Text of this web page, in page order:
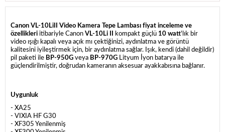
Canon VL-10LiII Video Kamera Tepe Lambası fiyat inceleme ve
özellikleri itibariyle Canon VL-10Li II kompakt güçlü 10 watt'lık bir
video ışığı kapalı veya açık mı çektiğinizi, aydınlatma ve görüntü
kalitesini iyileştirmek için, bir aydınlatma sağlar. Işık, kendi (dahil değildir)
pil paketi ile BP-950G veya BP-970G Lityum İyon batarya ile
güçlendirilmiştir, doğrudan kameranın aksesuar ayakkabısına bağlanır.
Uygunluk
- XA25
- VIXIA HF G30
- XF305 Yenilenmiş